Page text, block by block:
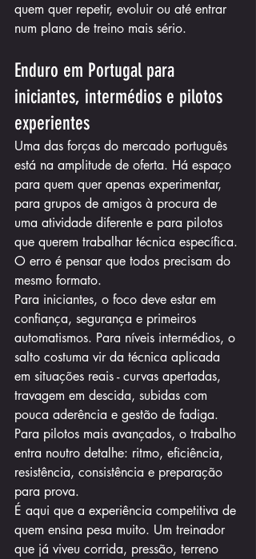
quem quer repetir, evoluir ou até entrar
num plano de treino mais sério.
Enduro em Portugal para
iniciantes, intermédios e pilotos
experientes
Uma das forças do mercado português
está na amplitude de oferta. Há espaço
para quem quer apenas experimentar,
para grupos de amigos à procura de
uma atividade diferente e para pilotos
que querem trabalhar técnica específica.
O erro é pensar que todos precisam do
mesmo formato.
Para iniciantes, o foco deve estar em
confiança, segurança e primeiros
automatismos. Para níveis intermédios, o
salto costuma vir da técnica aplicada
em situações reais - curvas apertadas,
travagem em descida, subidas com
pouca aderência e gestão de fadiga.
Para pilotos mais avançados, o trabalho
entra noutro detalhe: ritmo, eficiência,
resistência, consistência e preparação
para prova.
É aqui que a experiência competitiva de
quem ensina pesa muito. Um treinador
que já viveu corrida, pressão, terreno